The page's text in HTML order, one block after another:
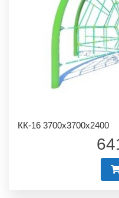
КК-16 3700х3700х2400